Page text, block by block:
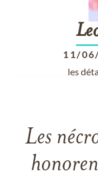
11/
les
Les